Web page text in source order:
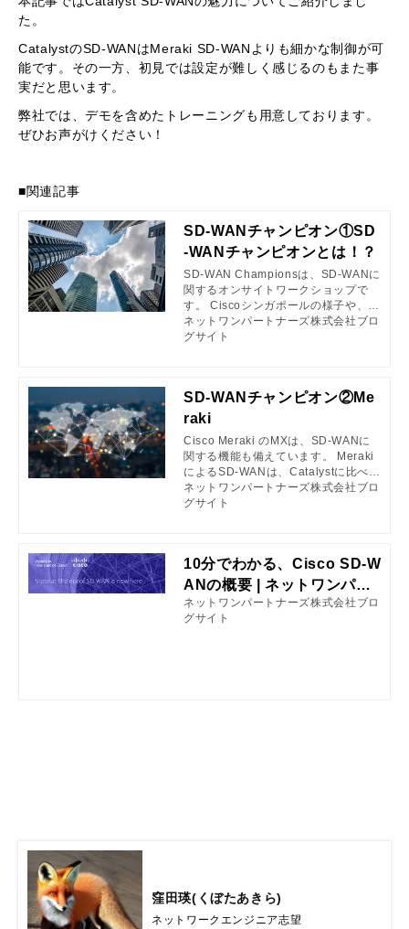
た。
CatalystのSD-WANはMeraki SD-WANよりも細かな制御が可
能です。その一方、初見では設定が難しく感じるのもまた事
実だと思います。
弊社では、デモを含めたトレーニングも用意しております。
ぜひお声がけください！
■関連記事
SD-WANチャンピオン①SD
-WANチャンピオンとは！？
SD-WAN Championsは、SD-WANに
関するオンサイトワークショップで
す。 Ciscoシンガポールの様子や、D
esign Workshopの内容について解説
します。
ネットワンパートナーズ株式会社ブロ
グサイト
SD-WANチャンピオン②Me
raki
Cisco Meraki のMXは、SD-WANに
関する機能も備えています。 Meraki
によるSD-WANは、Catalystに比べて
構築が容易です。 また、トポロジ作
成が簡易であったり、サイト間VPN
ネットワンパートナーズ株式会社ブロ
グサイト
10分でわかる、Cisco SD-W
ANの概要 | ネットワンパー
トナーズ株式会社ブログサ
イト
ネットワンパートナーズ株式会社ブロ
グサイト
窪田瑛(くぼたあきら)
ネットワークエンジニア志望